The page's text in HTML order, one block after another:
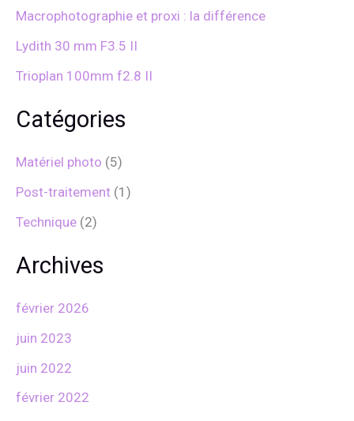
Macrophotographie et proxi : la différence
Lydith 30 mm F3.5 II
Trioplan 100mm f2.8 II
Catégories
Matériel photo (5)
Post-traitement (1)
Technique (2)
Archives
février 2026
juin 2023
juin 2022
février 2022